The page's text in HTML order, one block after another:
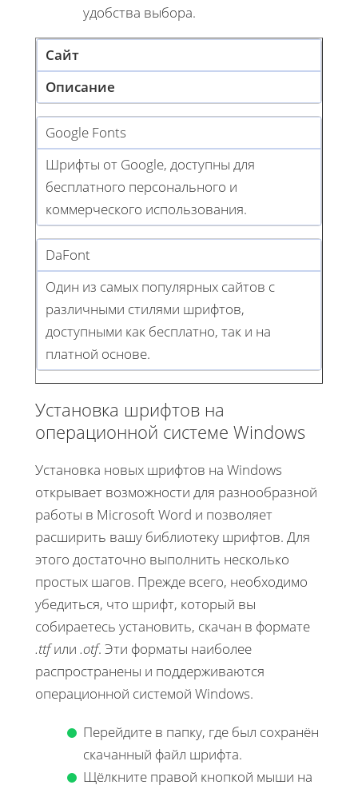
удобства выбора.
Сайт
Описание
Google Fonts
Шрифты от Google, доступны для
бесплатного персонального и
коммерческого использования.
DaFont
Один из самых популярных сайтов с
различными стилями шрифтов,
доступными как бесплатно, так и на
платной основе.
Установка шрифтов на
операционной системе Windows
Установка новых шрифтов на Windows
открывает возможности для разнообразной
работы в Microsoft Word и позволяет
расширить вашу библиотеку шрифтов. Для
этого достаточно выполнить несколько
простых шагов. Прежде всего, необходимо
убедиться, что шрифт, который вы
собираетесь установить, скачан в формате
.ttfили .otf. Эти форматы наиболее
распространены и поддерживаются
операционной системой Windows.
Перейдите в папку, где был сохранён
скачанный файл шрифта.
Щёлкните правой кнопкой мыши на